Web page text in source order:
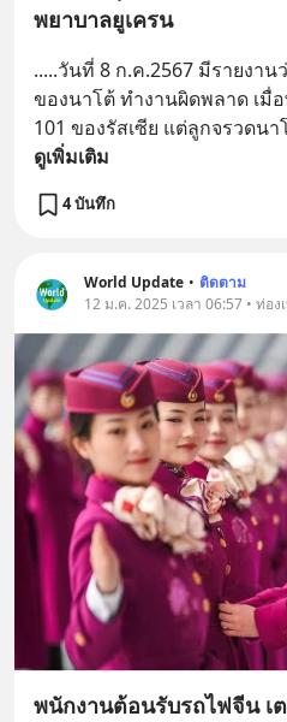
พยาบาลยูเครน
.....วันที่ 8 ก.ค.2567 มีรายงา
ของนาโต้ ทำงานผิดพลาด เมื่
101 ของรัสเซีย แต่ลูกจรวดน
ดูเพิ่มเติม
4 บันทึก
World Update • ติดตาม
12 ม.ค. 2025 เวลา 06:57 • ท่อง
พนักงานต้อนรับรถไฟจีน เ